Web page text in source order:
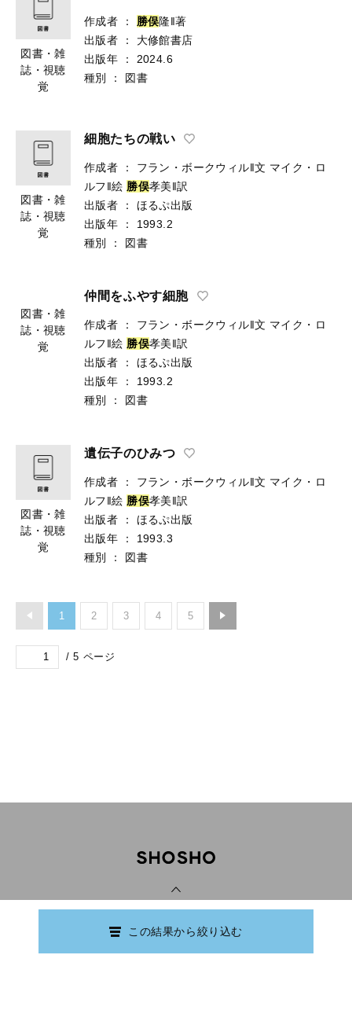
図書・雑
誌・視聴
覚
作成者 ： 勝俣隆‖著
出版者
：
大修館書店
出版年
：
2024.6
種別
： 図書
図書・雑
誌・視聴
覚
細胞たちの戦い
作成者 ： フラン・ボークウィル‖文 マイク・ロ
ルフ‖絵 勝俣孝美‖訳
出版者
：
ほるぷ出版
出版年
：
1993.2
種別
： 図書
図書・雑
誌・視聴
覚
仲間をふやす細胞
作成者 ： フラン・ボークウィル‖文 マイク・ロ
ルフ‖絵 勝俣孝美‖訳
出版者
：
ほるぷ出版
出版年
：
1993.2
種別
： 図書
図書・雑
誌・視聴
覚
遺伝子のひみつ
作成者 ： フラン・ボークウィル‖文 マイク・ロ
ルフ‖絵 勝俣孝美‖訳
出版者
：
ほるぷ出版
出版年
：
1993.3
種別
： 図書
1 2 3 4 5
/ 5 ページ
この結果から絞り込む
Copyright © Ishikawa Prefectural Library.